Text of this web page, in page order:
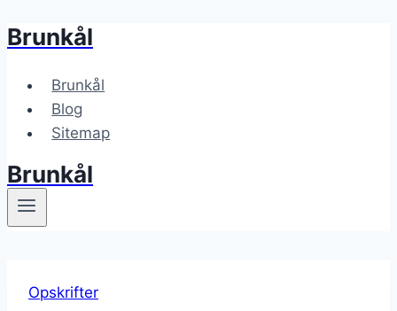
Fortsæt
indhold
Brunkål
Brunkål
Blog
Sitemap
Brunkål
Opskrifter